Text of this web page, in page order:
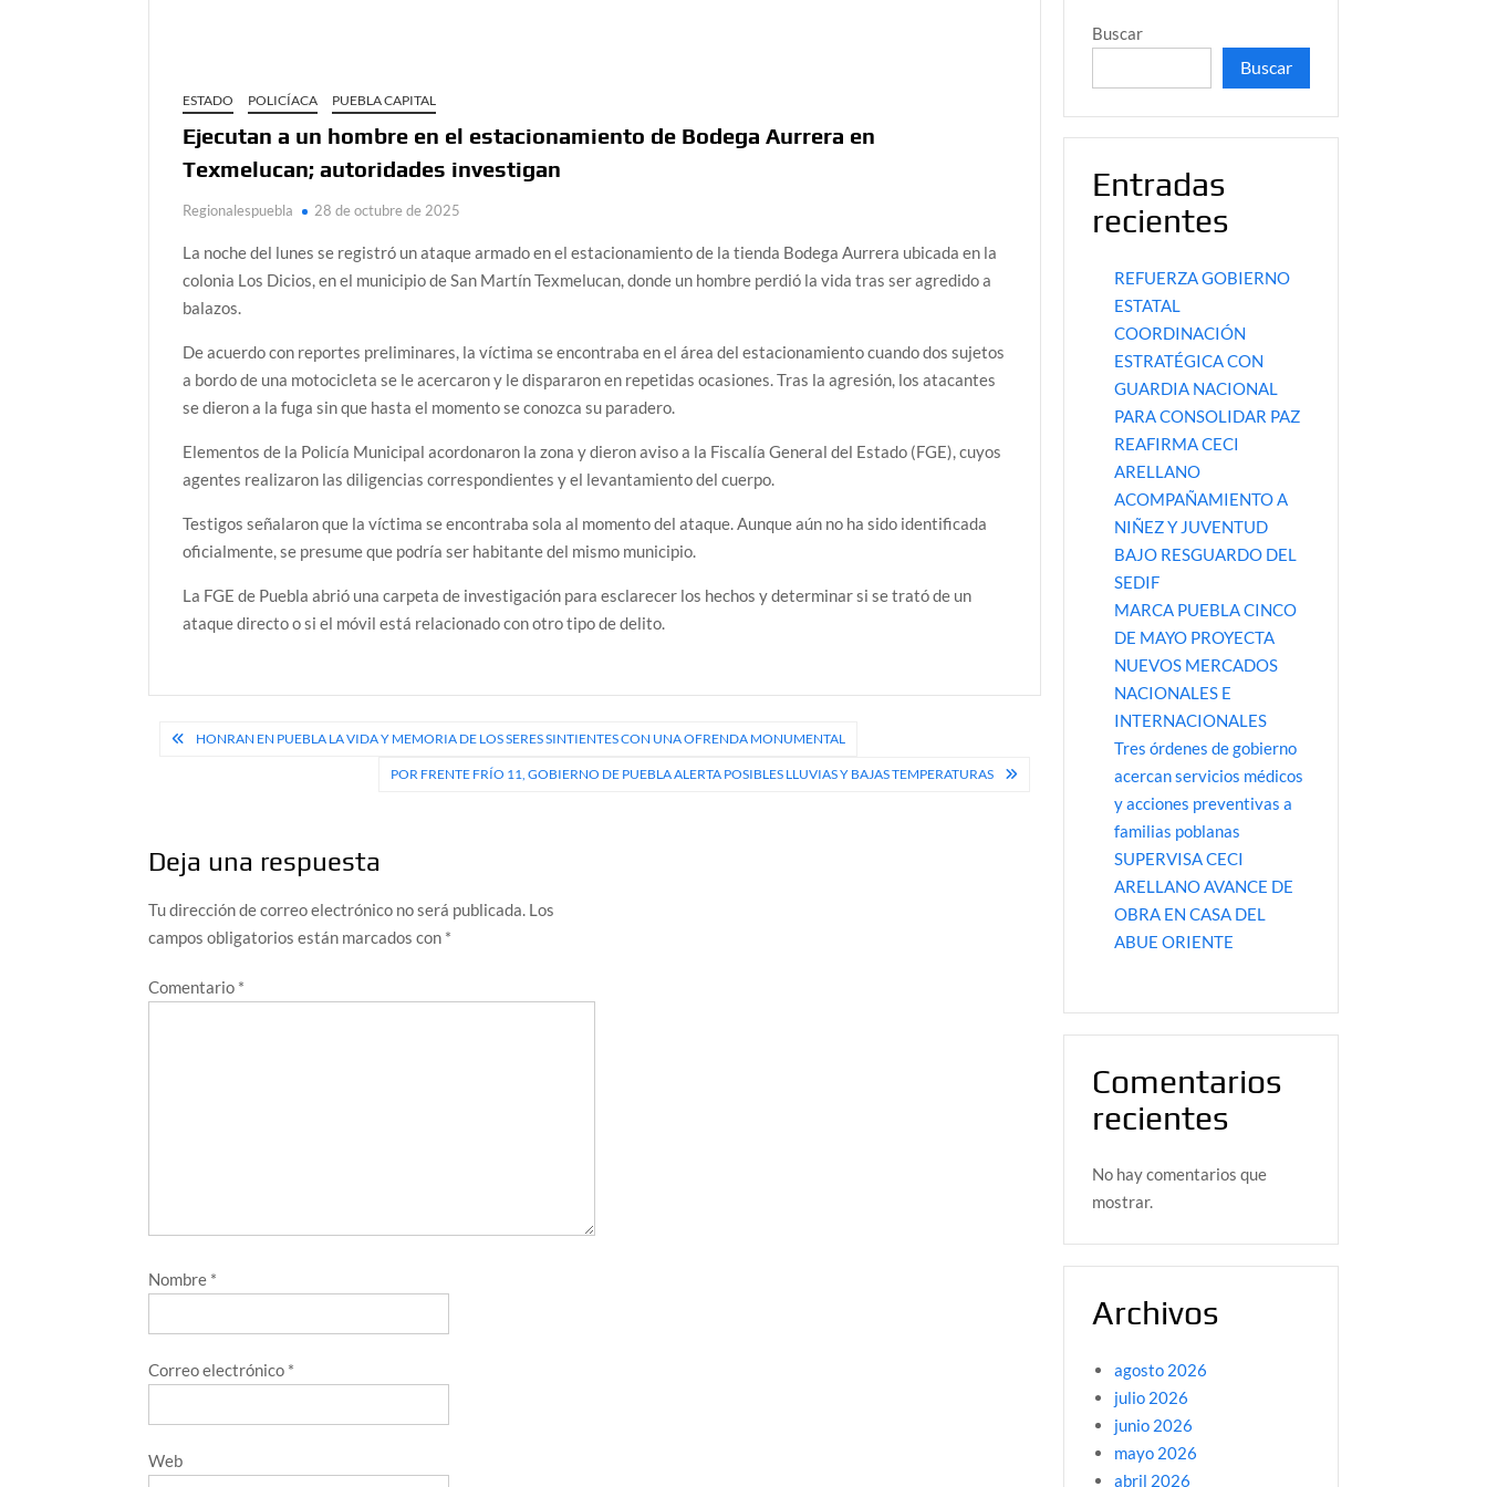
ESTADO POLICÍACA PUEBLA CAPITAL
Ejecutan a un hombre en el estacionamiento de Bodega Aurrera en
Texmelucan; autoridades investigan
Regionalespuebla 28 de octubre de 2025
La noche del lunes se registró un ataque armado en el estacionamiento de la tienda Bodega Aurrera ubicada en la
colonia Los Dicios, en el municipio de San Martín Texmelucan, donde un hombre perdió la vida tras ser agredido a
balazos.
De acuerdo con reportes preliminares, la víctima se encontraba en el área del estacionamiento cuando dos sujetos
a bordo de una motocicleta se le acercaron y le dispararon en repetidas ocasiones. Tras la agresión, los atacantes
se dieron a la fuga sin que hasta el momento se conozca su paradero.
Elementos de la Policía Municipal acordonaron la zona y dieron aviso a la Fiscalía General del Estado (FGE), cuyos
agentes realizaron las diligencias correspondientes y el levantamiento del cuerpo.
Testigos señalaron que la víctima se encontraba sola al momento del ataque. Aunque aún no ha sido identificada
oficialmente, se presume que podría ser habitante del mismo municipio.
La FGE de Puebla abrió una carpeta de investigación para esclarecer los hechos y determinar si se trató de un
ataque directo o si el móvil está relacionado con otro tipo de delito.
Navegación
HONRAN EN PUEBLA LA VIDA Y MEMORIA DE LOS SERES SINTIENTES CON UNA OFRENDA MONUMENTAL
POR FRENTE FRÍO 11, GOBIERNO DE PUEBLA ALERTA POSIBLES LLUVIAS Y BAJAS TEMPERATURAS
Deja una respuesta
Tu dirección de correo electrónico no será publicada. Los
campos obligatorios están marcados con *
Comentario *
Nombre *
Correo electrónico *
Web
Buscar
Buscar
Entradas
recientes
REFUERZA GOBIERNO
ESTATAL
COORDINACIÓN
ESTRATÉGICA CON
GUARDIA NACIONAL
PARA CONSOLIDAR PAZ
REAFIRMA CECI
ARELLANO
ACOMPAÑAMIENTO A
NIÑEZ Y JUVENTUD
BAJO RESGUARDO DEL
SEDIF
MARCA PUEBLA CINCO
DE MAYO PROYECTA
NUEVOS MERCADOS
NACIONALES E
INTERNACIONALES
Tres órdenes de gobierno
acercan servicios médicos
y acciones preventivas a
familias poblanas
SUPERVISA CECI
ARELLANO AVANCE DE
OBRA EN CASA DEL
ABUE ORIENTE
Comentarios
recientes
No hay comentarios que
mostrar.
Archivos
agosto 2026
julio 2026
junio 2026
mayo 2026
abril 2026